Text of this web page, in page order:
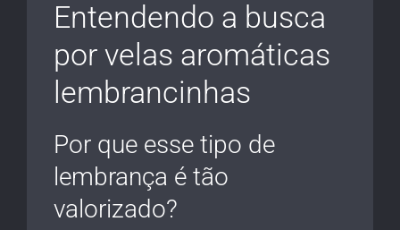
Entendendo a busca
por velas aromáticas
lembrancinhas
Por que esse tipo de
lembrança é tão
valorizado?